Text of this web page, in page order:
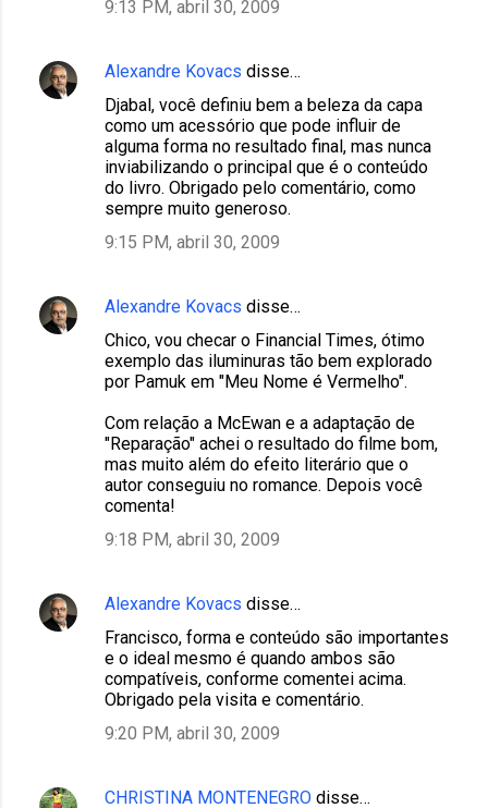
9:13 PM, abril 30, 2009
Alexandre Kovacs disse…
Djabal, você definiu bem a beleza da capa
como um acessório que pode influir de
alguma forma no resultado final, mas nunca
inviabilizando o principal que é o conteúdo
do livro. Obrigado pelo comentário, como
sempre muito generoso.
9:15 PM, abril 30, 2009
Alexandre Kovacs disse…
Chico, vou checar o Financial Times, ótimo
exemplo das iluminuras tão bem explorado
por Pamuk em "Meu Nome é Vermelho".
Com relação a McEwan e a adaptação de
"Reparação" achei o resultado do filme bom,
mas muito além do efeito literário que o
autor conseguiu no romance. Depois você
comenta!
9:18 PM, abril 30, 2009
Alexandre Kovacs disse…
Francisco, forma e conteúdo são importantes
e o ideal mesmo é quando ambos são
compatíveis, conforme comentei acima.
Obrigado pela visita e comentário.
9:20 PM, abril 30, 2009
CHRISTINA MONTENEGRO disse…